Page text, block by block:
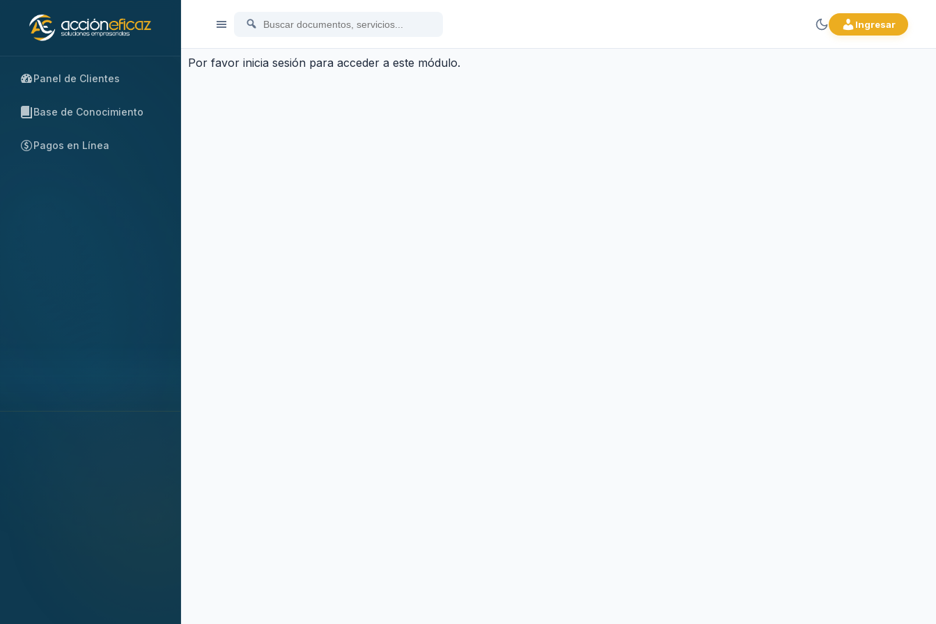
Panel de Clientes
Base de Conocimiento
Pagos en Línea
Ingresar
Por favor inicia sesión para acceder a este módulo.